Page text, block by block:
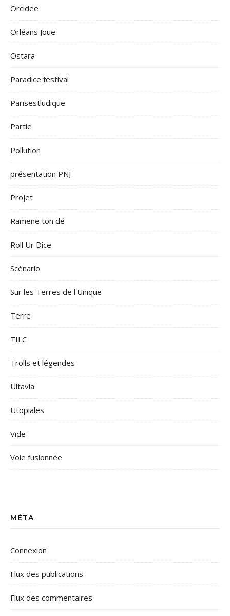
Orcidee
Orléans Joue
Ostara
Paradice festival
Parisestludique
Partie
Pollution
présentation PNJ
Projet
Ramene ton dé
Roll Ur Dice
Scénario
Sur les Terres de l'Unique
Terre
TILC
Trolls et légendes
Ultavia
Utopiales
Vide
Voie fusionnée
MÉTA
Connexion
Flux des publications
Flux des commentaires